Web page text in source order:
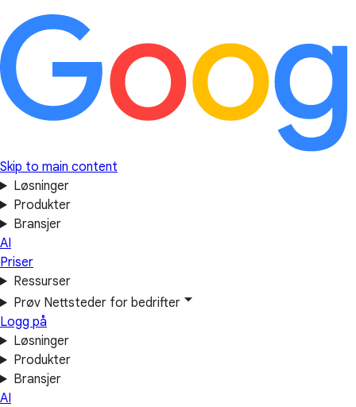
Skip to main content
Løsninger
Produkter
Bransjer
AI
Priser
Ressurser
Prøv Nettsteder for bedrifter
Logg på
Løsninger
Produkter
Bransjer
AI